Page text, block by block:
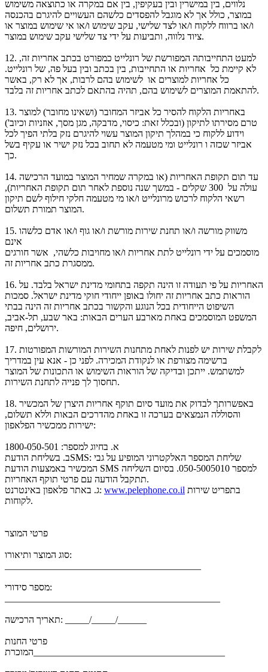
נלווים, בין במישרין ובין בעקיפין, בין אם במקרה או כתוצאה משימוש
במוצר, כולל אך לא מוגבל להפסדים כלשהם העשויים להיגרם בהכנסה
ו/או ברווח ללקוח ו/או לצד שלישי, עקב שימוש ו/או אי שימוש במוצר או
ציוד נלווה, ותביעות על ידי צד שלישי עקב שימוש במוצר.
12. למעט התחייבותה המפורשת של רונלייט כמפורט בכתב אחריות זה,
לא קיימת כל אחריות או התחייבות, בין בכתב ובין בעל פה, של רונלייט.
כל אחריות למוצרים או לשימוש בהם לרבות, אך לא רק, באשר
להתאמת המוצרים לשימוש בהם, תהיה בהתאם לכתב אחריות זה בלבד.
13. באחריות הלקוח להסיר כל אביזר המחובר (ושאינו מחובר) למוצר
טרם מסירתו לתיקון (ובכלל זאת: כיסוי, מדבקה, מגן מסך, אוזניות וכיוב')
וידוע ללקוח כי במהלך תיקון המוצר עשוי להיגרם נזק בלתי הפיך לכל
אביזר שכזה ו רונלייט ומי מטעמה לא תחוב בכל נזק ישיר או עקיף בשל
כך.
14. עד תום תקופת האחריות (או במקרה שמחיר המוצר במועד הרכישה
עולה על 300 שקלים - במשך שנה נוספת לאחר תום תקופת האחריות),
רשאי הלקוח לרכוש מרונלייט ו/או מי מטעמה חלקי חילוף לשם תיקון
המוצר תמורת תשלום.
15. משווק מורשה ו/או תחנת שירות מורשת ו/או גוף ו/או אדם כלשהו
מוסמכים על ידי רונלייט לתת אחריות ו/או מחויבות כלשהי, אשר חורגים
ממסגרת כתב אחריות זה.
16. האחריות על פי תעודה זו הינה תקפה בתחומי מדינת ישראל בלבד. על
הוראות כתב אחריות זה יחולו באופן ייחודי חוקי מדינת ישראל. סמכות
השיפוט הייחודית בכל הנוגע והקשור בכתב אחריות זה הינה בבתי
המשפט המוסמכים באחת מארבע הערים הבאות: באר שבע, תל-אביב,
ירושלים, חיפה.
17. לקבלת שירות יש לפנות לאחת מתחנות השירות המורשות המפורטות
ברשימה מצורפת או לנקודת המכירה. לפני כן - אנא עין במדריך
למשתמש. ייתכן ובדיקה של הוראות השימוש או התכונות של המוצר
תחסוך לך פנייה לתחנת השירות.
18. באפשרותך לבדוק את מועד סיום תוקף אחריות היצרן של המכשיר
והסוללה הנמצאים בערכה זו באחת מהדרכים הבאות וללא תשלום,
ישירות ממכשיר הפלאפון:
א. בחיוג למספר: 1800-050-501
ב. בשליחת הודעתSMS: שליחת המספר האלקטרוני המופיע על גבי
המכשיר באמצעות הודעת SMS למספר 050-5005010. בסיום השליחה
תתקבל הודעה עם פרטי תוקף האחריות.
ג.באתר פלאפון באינטרנט: www.pelephone.co.il
לקוחות.
פרטי המוצר
סוג המוצר ותיאורו:
מספר סידורי:
תאריך הרכישה: _____/_____/______
פרטי החנות